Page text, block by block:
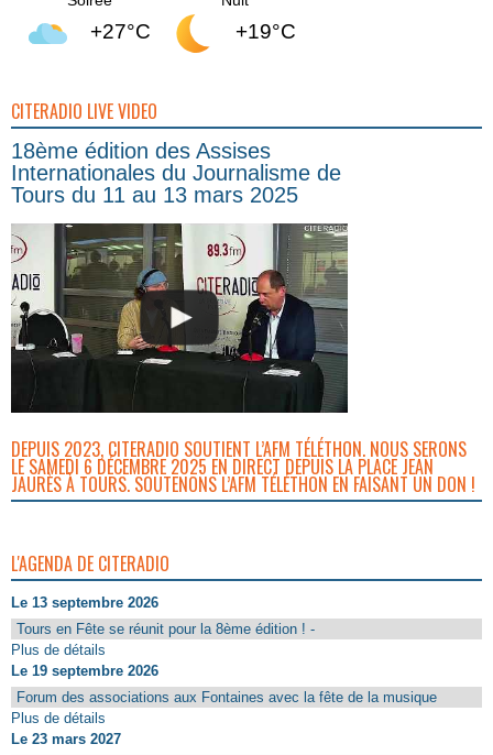
+27°C +19°C
CITERADIO LIVE VIDEO
18ème édition des Assises
Internationales du Journalisme de
Tours du 11 au 13 mars 2025
DEPUIS 2023, CITERADIO SOUTIENT L’AFM TÉLÉTHON. NOUS SERONS
LE SAMEDI 6 DÉCEMBRE 2025 EN DIRECT DEPUIS LA PLACE JEAN
JAURÈS À TOURS. SOUTENONS L’AFM TÉLÉTHON EN FAISANT UN DON !
L'AGENDA DE CITERADIO
Le 13 septembre 2026
Tours en Fête se réunit pour la 8ème édition ! -
Plus de détails
Le 19 septembre 2026
Forum des associations aux Fontaines avec la fête de la musique
Plus de détails
Le 23 mars 2027